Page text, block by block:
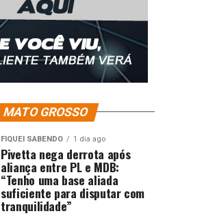
MATO GROSSO
FIQUEI SABENDO 1 dia ago
Pivetta nega derrota após
aliança entre PL e MDB:
“Tenho uma base aliada
suficiente para disputar com
tranquilidade”